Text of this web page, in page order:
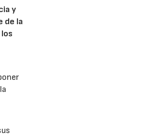
y
de la